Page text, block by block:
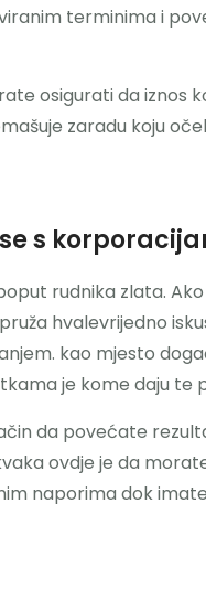
terminima i
osigurati da iznos
zaradu koju
s
rudnika zlata.
hvalevrijedno
kao mjesto
je kome daju te
da povećate
ovdje je da
naporima dok